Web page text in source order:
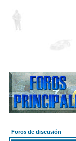
Foros de discusión